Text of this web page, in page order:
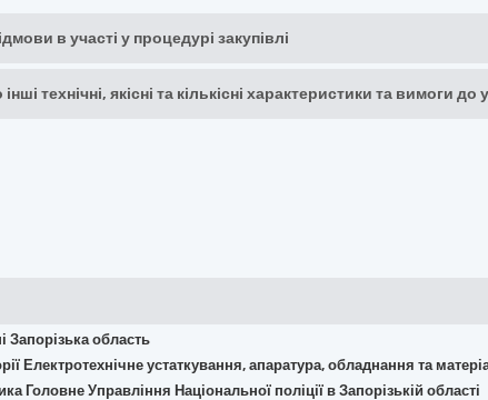
в участі у процедурі закупівлі
технічні, якісні та кількісні характеристики та вимоги до
Запорізька область
Електротехнічне устаткування, апаратура, обладнання та
Головне Управління Національної поліції в Запорізькій області